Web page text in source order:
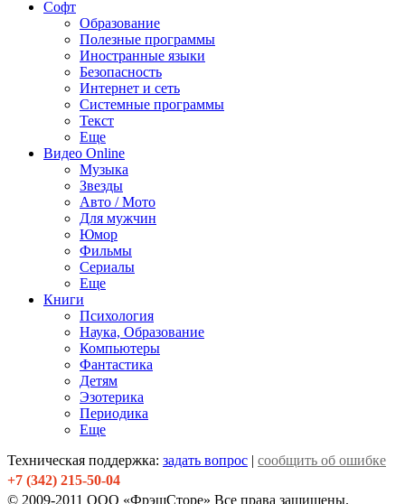
Софт
Образование
Полезные программы
Иностранные языки
Безопасность
Интернет и сеть
Системные программы
Текст
Еще
Видео Online
Музыка
Звезды
Авто / Мото
Для мужчин
Юмор
Фильмы
Сериалы
Еще
Книги
Психология
Наука, Образование
Компьютеры
Фантастика
Детям
Эзотерика
Периодика
Еще
Техническая поддержка: задать вопрос | сообщить об ошибке
+7 (342) 215-50-04
© 2009-2011 ООО «ФрэшСторе» Все права защищены.